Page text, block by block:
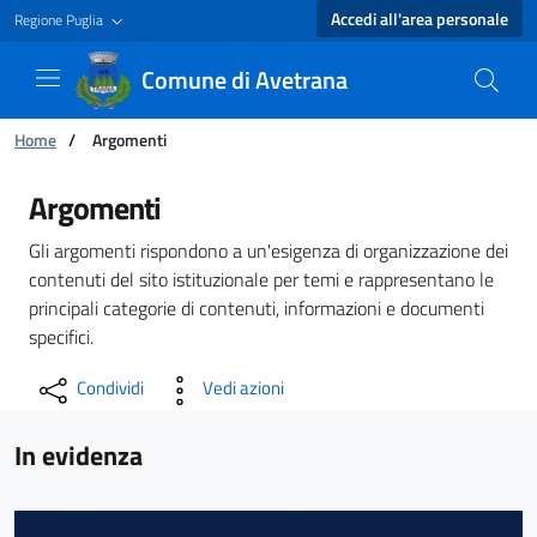
Regione Puglia Accedi all'area personale
Comune di Avetrana
Ti trovi in:
Home / Argomenti
Argomenti - Comune di Avetrana
Argomenti
Gli argomenti rispondono a un'esigenza di organizzazione dei
contenuti del sito istituzionale per temi e rappresentano le
principali categorie di contenuti, informazioni e documenti
specifici.
Condividi Vedi azioni
In evidenza